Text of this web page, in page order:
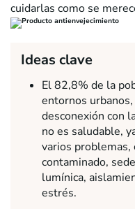
cuidarlas como se
Ideas clave
El 82,8% de la
entornos
desconexión con
no es saludable,
varios problemas,
contaminado,
lumínica,
estrés.